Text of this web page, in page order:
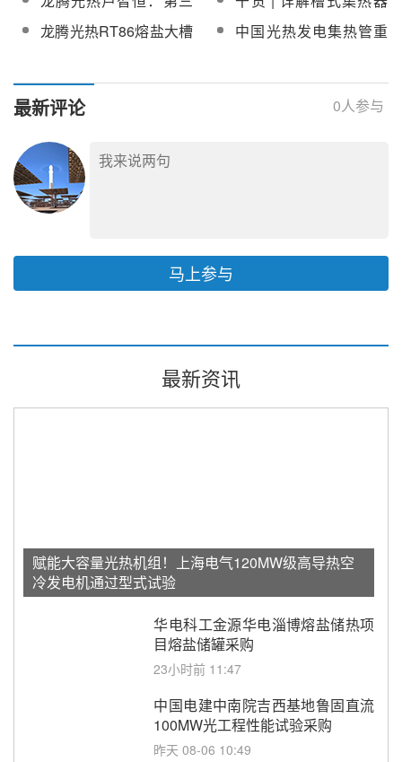
洲Évora先进槽式熔盐示
范项目
展与展望
代槽式光热大容量电站
的技术与成本分析
集成质量控制要点
龙腾光热RT86熔盐大槽
中国光热发电集热管重
最新评论 0人参与
马上参与
最新资讯
赋能大容量光热机组！上海电气120MW级高导热空
冷发电机通过型式试验
华电科工金源华电淄博熔盐储热项
目熔盐储罐采购
23小时前 11:47
中国电建中南院吉西基地鲁固直流
100MW光工程性能试验采购
昨天 08-06 10:49